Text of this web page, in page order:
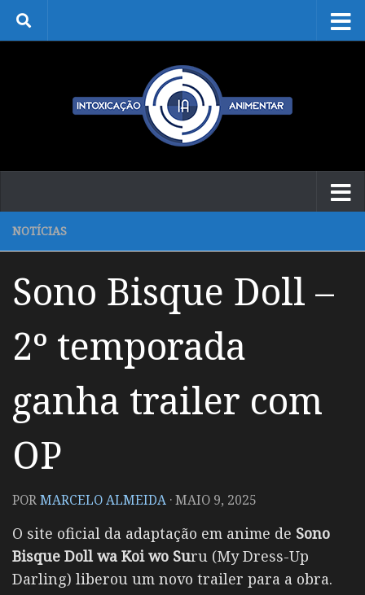
Skip to content
NOTÍCIAS
Sono Bisque Doll –
2º temporada
ganha trailer com
OP
PORMARCELO ALMEIDA ·MAIO 9, 2025
O site oficial da adaptação em anime de Sono
Bisque Doll wa Koi wo Suru (My Dress-Up
Darling) liberou um novo trailer para a obra.